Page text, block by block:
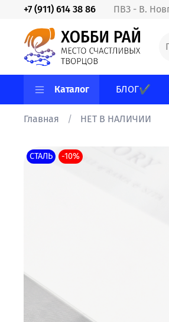
ПВЗ - В.
+7 (911) 614 38 86
Каталог БЛОГ✔
Главная НЕТ В НАЛИЧИИ
СТАЛЬ -10%